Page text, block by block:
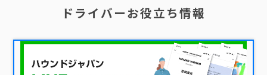
ドライバーお役立ち情報